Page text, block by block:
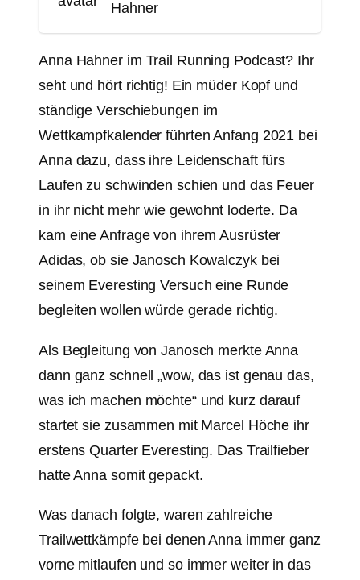
Hahner
Anna Hahner im Trail Running Podcast? Ihr
seht und hört richtig! Ein müder Kopf und
ständige Verschiebungen im
Wettkampfkalender führten Anfang 2021 bei
Anna dazu, dass ihre Leidenschaft fürs
Laufen zu schwinden schien und das Feuer
in ihr nicht mehr wie gewohnt loderte. Da
kam eine Anfrage von ihrem Ausrüster
Adidas, ob sie Janosch Kowalczyk bei
seinem Everesting Versuch eine Runde
begleiten wollen würde gerade richtig.
Als Begleitung von Janosch merkte Anna
dann ganz schnell „wow, das ist genau das,
was ich machen möchte“ und kurz darauf
startet sie zusammen mit Marcel Höche ihr
erstens Quarter Everesting. Das Trailfieber
hatte Anna somit gepackt.
Was danach folgte, waren zahlreiche
Trailwettkämpfe bei denen Anna immer ganz
vorne mitlaufen und so immer weiter in das